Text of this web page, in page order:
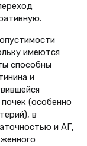
имеются
способны
и
(особенно
в
и АГ,